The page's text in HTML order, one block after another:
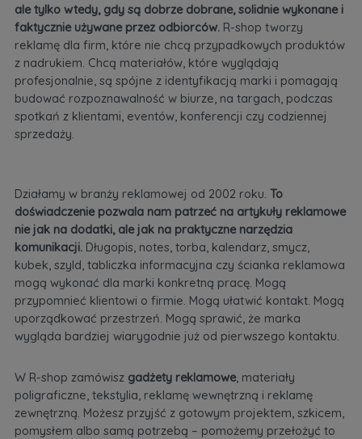
ale tylko wtedy, gdy są dobrze dobrane, solidnie wykonane i
faktycznie używane przez odbiorców.R-shop tworzy
reklamę dla firm, które nie chcą przypadkowych produktów
z nadrukiem. Chcą materiałów, które wyglądają
profesjonalnie, są spójne z identyfikacją marki i pomagają
budować rozpoznawalność w biurze, na targach, podczas
spotkań z klientami, eventów, konferencji czy codziennej
sprzedaży.
Działamy w branży reklamowej od 2002 roku. To
doświadczenie pozwala nam patrzeć na artykuły reklamowe
nie jak na dodatki, ale jak na praktyczne narzędzia
komunikacji.Długopis, notes, torba, kalendarz, smycz,
kubek, szyld, tabliczka informacyjna czy ścianka reklamowa
mogą wykonać dla marki konkretną pracę. Mogą
przypomnieć klientowi o firmie. Mogą ułatwić kontakt. Mogą
uporządkować przestrzeń. Mogą sprawić, że marka
wygląda bardziej wiarygodnie już od pierwszego kontaktu.
W R-shop zamówisz gadżety reklamowe, materiały
poligraficzne, tekstylia, reklamę wewnętrzną i reklamę
zewnętrzną. Możesz przyjść z gotowym projektem, szkicem,
pomysłem albo samą potrzebą – pomożemy przełożyć to